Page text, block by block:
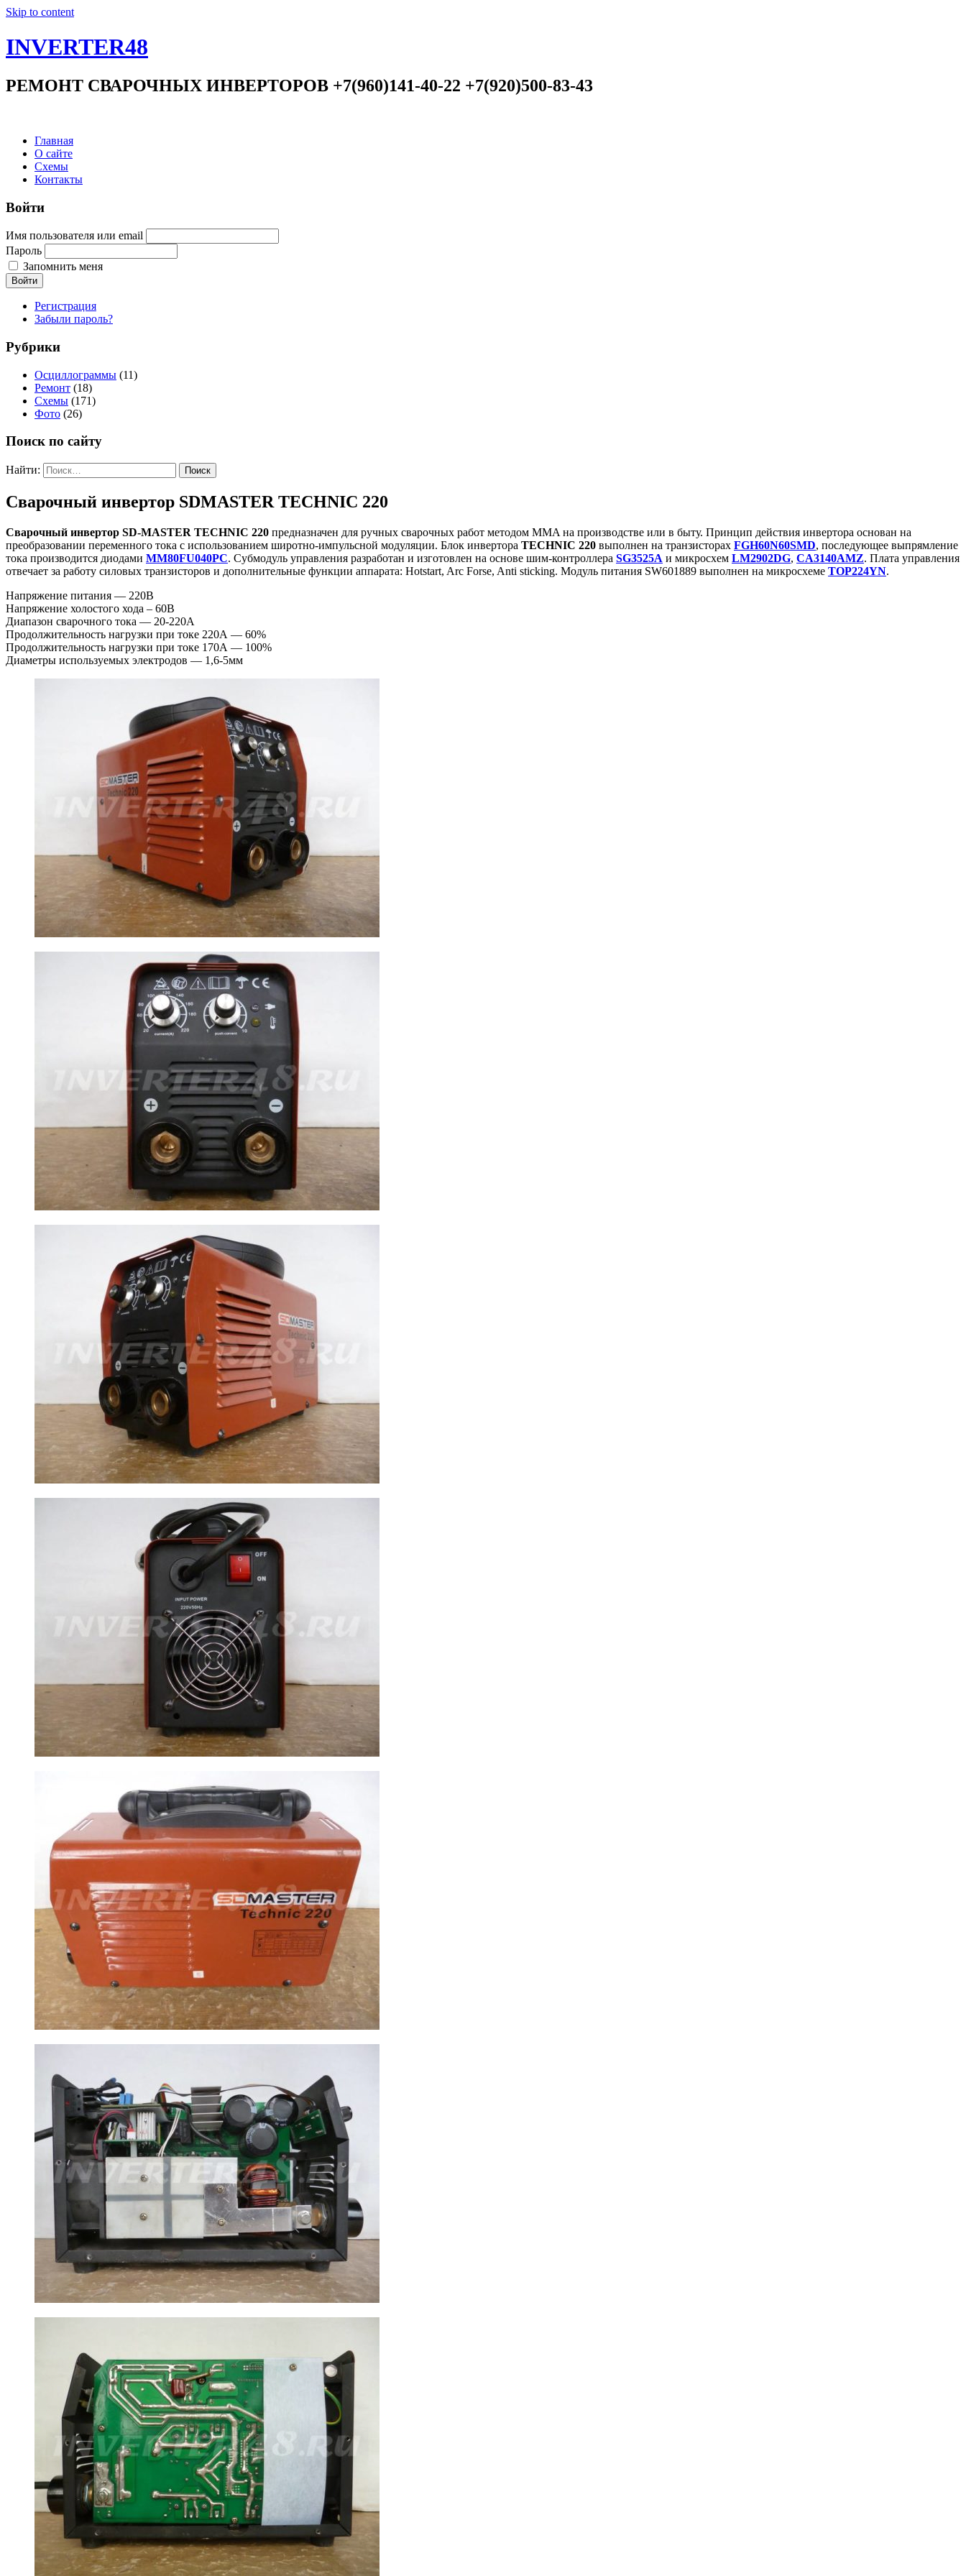
Skip to content
INVERTER48
РЕМОНТ СВАРОЧНЫХ ИНВЕРТОРОВ +7(960)141-40-22 +7(920)500-83-43
Главная
О сайте
Схемы
Контакты
Войти
Имя пользователя или email
Пароль
Запомнить меня
Войти
Регистрация
Забыли пароль?
Рубрики
Осциллограммы (11)
Ремонт (18)
Схемы (171)
Фото (26)
Поиск по сайту
Найти:
Сварочный инвертор SDMASTER TECHNIC 220
Сварочный инвертор SD-MASTER TECHNIC 220 предназначен для ручных сварочных работ методом MMA на производстве или в быту. Принцип действия инвертора основан на
преобразовании переменного тока с использованием широтно-импульсной модуляции. Блок инвертора TECHNIC 220 выполнен на транзисторах FGH60N60SMD, последующее выпрямление
тока производится диодами MM80FU040PC. Субмодуль управления разработан и изготовлен на основе шим-контроллера SG3525A и микросхем LM2902DG, CA3140AMZ. Плата управления
отвечает за работу силовых транзисторов и дополнительные функции аппарата: Hotstart, Arc Forse, Anti sticking. Модуль питания SW601889 выполнен на микросхеме TOP224YN.
Напряжение питания — 220В
Напряжение холостого хода – 60В
Диапазон сварочного тока — 20-220А
Продолжительность нагрузки при токе 220А — 60%
Продолжительность нагрузки при токе 170А — 100%
Диаметры используемых электродов — 1,6-5мм